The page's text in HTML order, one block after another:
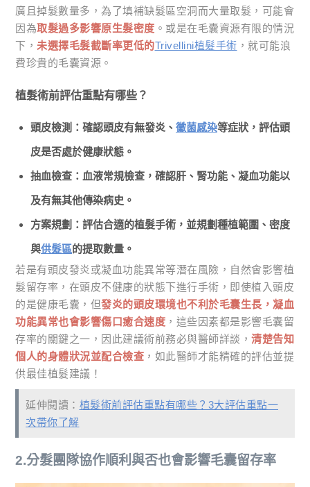
廣且掉髮數量多，為了填補缺髮區空洞而大量取髮，可能會
因為取髮過多影響原生髮密度 。或是在毛囊資源有限的情況
下， 未選擇毛髮截斷率更低的Trivellini植髮手術 ，就可能浪
費珍貴的毛囊資源。
植髮術前評估重點有哪些？
頭皮檢測：確認頭皮有無發炎、 黴菌感染等症狀，評估頭
皮是否處於健康狀態。
抽血檢查：血液常規檢查，確認肝、腎功能、凝血功能以
及有無其他傳染病史。
方案規劃：評估合適的植髮手術，並規劃種植範圍、密度
與供髮區的提取數量。
若是有頭皮發炎或凝血功能異常等潛在風險，自然會影響植
髮留存率，在頭皮不健康的狀態下進行手術，即使植入頭皮
的是健康毛囊，但發炎的頭皮環境也不利於毛囊生長，凝血
功能異常也會影響傷口癒合速度 ，這些因素都是影響毛囊留
存率的關鍵之一，因此建議術前務必與醫師詳談， 清楚告知
個人的身體狀況並配合檢查 ，如此醫師才能精確的評估並提
供最佳植髮建議！
延伸閱讀： 植髮術前評估重點有哪些？3大評估重點一
次帶你了解
2.分髮團隊協作順利與否也會影響毛囊留存率